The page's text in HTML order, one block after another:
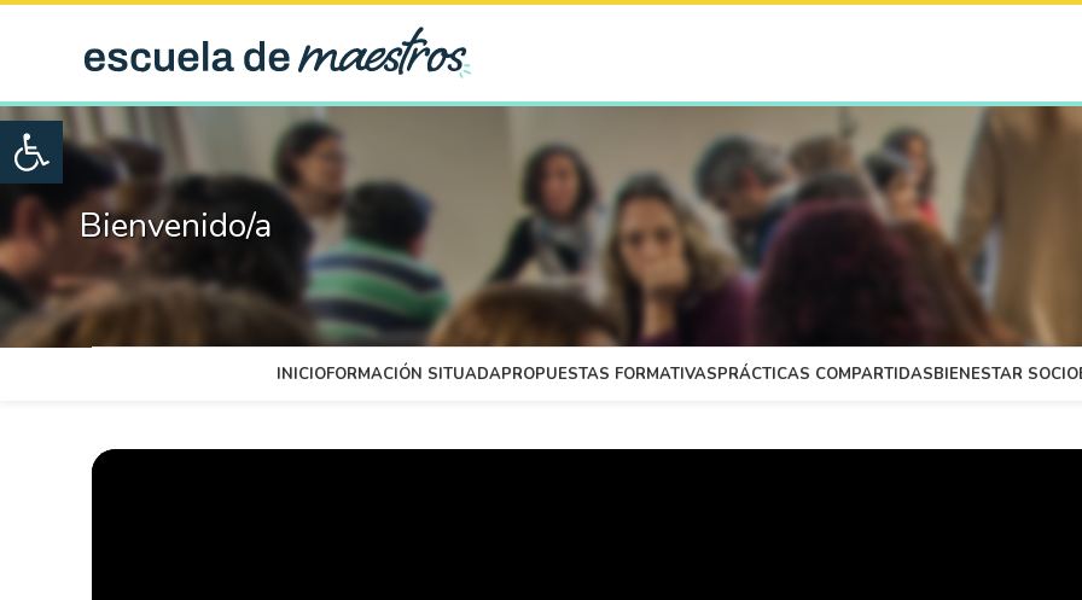
Open toolbar
Bienvenido/a
INICIOFORMACIÓN SITUADAPROPUESTAS FORMATIVASPRÁCTICAS COMPARTIDASBIENESTAR